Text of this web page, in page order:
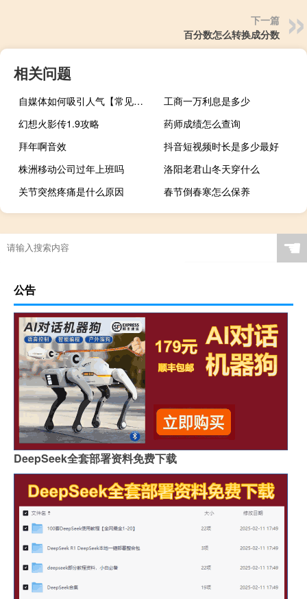
下一篇
百分数怎么转换成分数
相关问题
自媒体如何吸引人气【常见的策略和方法提高吸引力】
工商一万利息是多少
幻想火影传1.9攻略
药师成绩怎么查询
拜年啊音效
抖音短视频时长是多少最好
株洲移动公司过年上班吗
洛阳老君山冬天穿什么
关节突然疼痛是什么原因
春节倒春寒怎么保养
☚
公告
DeepSeek全套部署资料免费下载